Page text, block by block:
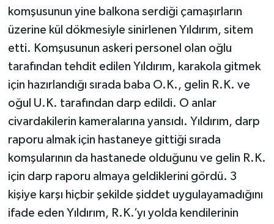
komşusunun yine balkona serdiği çamaşırların
üzerine kül dökmesiyle sinirlenen Yıldırım, sitem
etti. Komşusunun askeri personel olan oğlu
tarafından tehdit edilen Yıldırım, karakola gitmek
için hazırlandığı sırada baba O.K., gelin R.K. ve
oğul U.K. tarafından darp edildi. O anlar
civardakilerin kameralarına yansıdı. Yıldırım, darp
raporu almak için hastaneye gittiği sırada
komşularının da hastanede olduğunu ve gelin R.K.
için darp raporu almaya geldiklerini gördü. 3
kişiye karşı hiçbir şekilde şiddet uygulayamadığını
ifade eden Yıldırım, R.K.’yı yolda kendilerinin